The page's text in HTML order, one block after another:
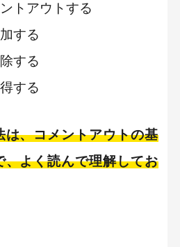
トアウトする
する
する
する
は、コメントアウトの基
、よく読んで理解してお